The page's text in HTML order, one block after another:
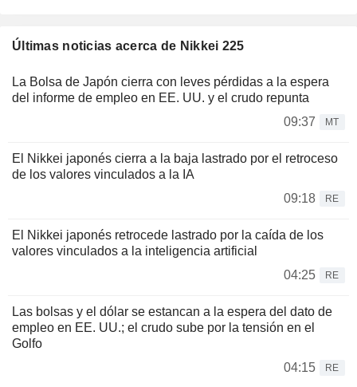
Últimas noticias acerca de Nikkei 225
La Bolsa de Japón cierra con leves pérdidas a la espera
del informe de empleo en EE. UU. y el crudo repunta
09:37
MT
El Nikkei japonés cierra a la baja lastrado por el retroceso
de los valores vinculados a la IA
09:18
RE
El Nikkei japonés retrocede lastrado por la caída de los
valores vinculados a la inteligencia artificial
04:25
RE
Las bolsas y el dólar se estancan a la espera del dato de
empleo en EE. UU.; el crudo sube por la tensión en el
Golfo
04:15
RE